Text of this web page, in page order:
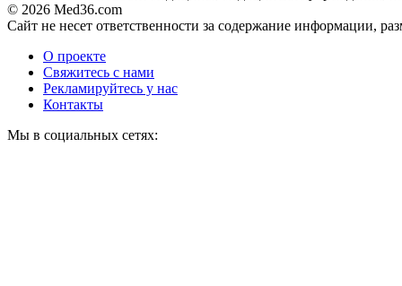
© 2026 Med36.com
Сайт не несет ответственности за содержание информации,
О проекте
Свяжитесь с нами
Рекламируйтесь у нас
Контакты
Мы в социальных сетях: